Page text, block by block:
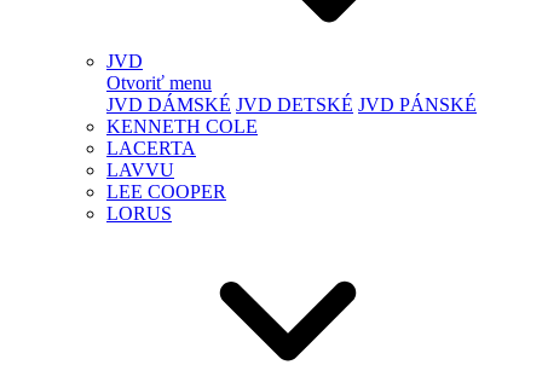
JVD
Otvoriť menu
JVD DÁMSKÉ JVD DETSKÉ JVD PÁNSKÉ
KENNETH COLE
LACERTA
LAVVU
LEE COOPER
LORUS